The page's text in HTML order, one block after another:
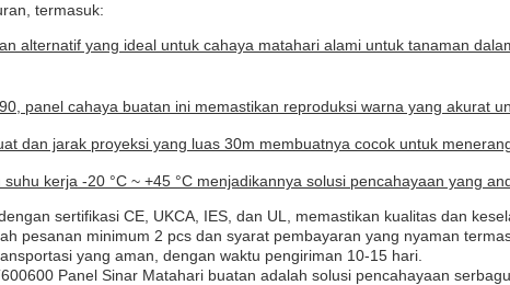
termasuk:
alternatif yang ideal untuk cahaya matahari alami untuk tanaman
panel cahaya buatan ini memastikan reproduksi warna yang akurat
dan jarak proyeksi yang luas 30m membuatnya cocok untuk
kerja -20 °C ~ +45 °C menjadikannya solusi pencahayaan yang
sertifikasi CE, UKCA, IES, dan UL, memastikan kualitas dan
pesanan minimum 2 pcs dan syarat pembayaran yang nyaman
yang aman, dengan waktu pengiriman 10-15 hari.
Panel Sinar Matahari buatan adalah solusi pencahayaan